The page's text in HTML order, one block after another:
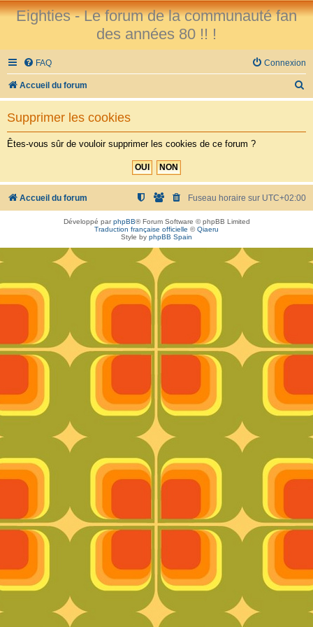
Eighties - Le forum de la communauté fan
des années 80 !! !
FAQ Connexion
Accueil du forum
e
h
r
Supprimer les cookies
Êtes-vous sûr de vouloir supprimer les cookies de ce forum ?
Accueil du forum Fuseau horaire sur UTC+02:00
Développé parphpBB® Forum Software © phpBB Limited
Traduction française officielle ©Qiaeru
Style by phpBB Spain